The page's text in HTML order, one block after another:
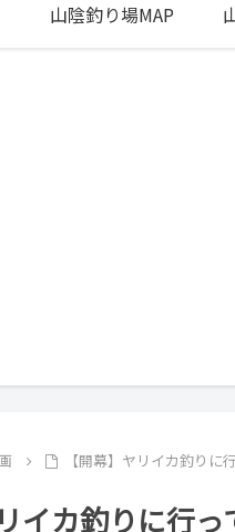
山陰釣り場MAP
【開幕】ヤリイカ釣りに
イカ釣りに行